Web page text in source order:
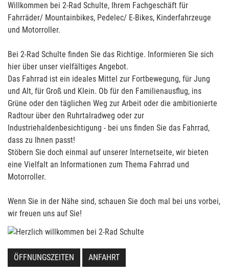
Willkommen bei 2-Rad Schulte, Ihrem Fachgeschäft für
Fahrräder/ Mountainbikes, Pedelec/ E-Bikes, Kinderfahrzeuge
und Motorroller.
Bei 2-Rad Schulte finden Sie das Richtige. Informieren Sie sich
hier über unser vielfältiges Angebot.
Das Fahrrad ist ein ideales Mittel zur Fortbewegung, für Jung
und Alt, für Groß und Klein. Ob für den Familienausflug, ins
Grüne oder den täglichen Weg zur Arbeit oder die ambitionierte
Radtour über den Ruhrtalradweg oder zur
Industriehaldenbesichtigung - bei uns finden Sie das Fahrrad,
dass zu Ihnen passt!
Stöbern Sie doch einmal auf unserer Internetseite, wir bieten
eine Vielfalt an Informationen zum Thema Fahrrad und
Motorroller.
Wenn Sie in der Nähe sind, schauen Sie doch mal bei uns vorbei,
wir freuen uns auf Sie!
ÖFFNUNGSZEITEN ANFAHRT